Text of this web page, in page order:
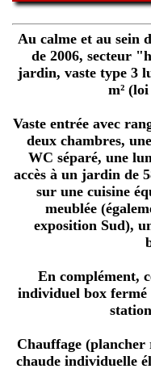
Au calme et au sein
de 2006, secteur
jardin, vaste type 3
m²
Vaste entrée avec
deux chambres,
WC séparé, une
accès à un jardin de
sur une cuisine
meublée
exposition Sud),
En complément,
individuel box fermé
Chauffage
chaude individuelle